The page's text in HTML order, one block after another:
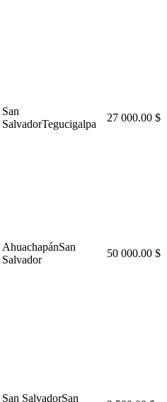
San
SalvadorTegucigalpa
27 000.00 $
AhuachapánSan
Salvador
50 000.00 $
San SalvadorSan